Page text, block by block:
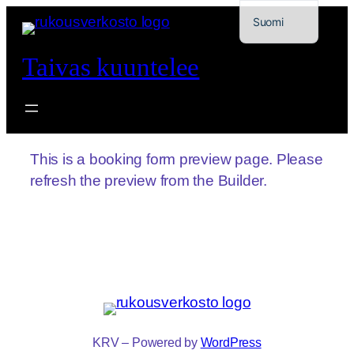
Siirry
sisältöön
Taivas kuuntelee
This is a booking form preview page. Please
refresh the preview from the Builder.
KRV – Powered by WordPress
Suomi
Svenska